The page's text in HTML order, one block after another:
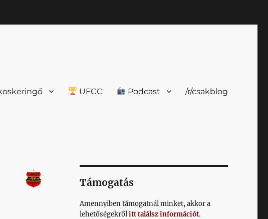
UFCC Podcast /r/csakblog
Támogatás
Amennyiben támogatnál minket, akkor a
lehetőségekrőlitt találsz információt.